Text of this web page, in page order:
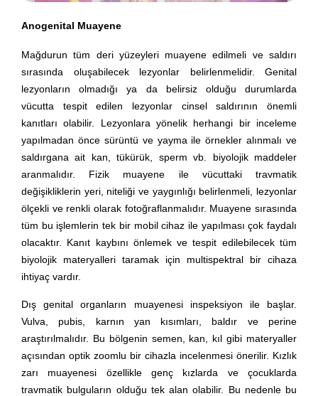
Anogenital Muayene
Mağdurun tüm deri yüzeyleri muayene edilmeli ve saldırı
sırasında oluşabilecek lezyonlar belirlenmelidir. Genital
lezyonların olmadığı ya da belirsiz olduğu durumlarda
vücutta tespit edilen lezyonlar cinsel saldırının önemli
kanıtları olabilir. Lezyonlara yönelik herhangi bir inceleme
yapılmadan önce sürüntü ve yayma ile örnekler alınmalı ve
saldırgana ait kan, tükürük, sperm vb. biyolojik maddeler
aranmalıdır. Fizik muayene ile vücuttaki travmatik
değişikliklerin yeri, niteliği ve yaygınlığı belirlenmeli, lezyonlar
ölçekli ve renkli olarak fotoğraflanmalıdır. Muayene sırasında
tüm bu işlemlerin tek bir mobil cihaz ile yapılması çok faydalı
olacaktır. Kanıt kaybını önlemek ve tespit edilebilecek tüm
biyolojik materyalleri taramak için multispektral bir cihaza
ihtiyaç vardır.
Dış genital organların muayenesi inspeksiyon ile başlar.
Vulva, pubis, karnın yan kısımları, baldır ve perine
araştırılmalıdır. Bu bölgenin semen, kan, kıl gibi materyaller
açısından optik zoomlu bir cihazla incelenmesi önerilir. Kızlık
zarı muayenesi özellikle genç kızlarda ve çocuklarda
travmatik bulguların olduğu tek alan olabilir. Bu nedenle bu